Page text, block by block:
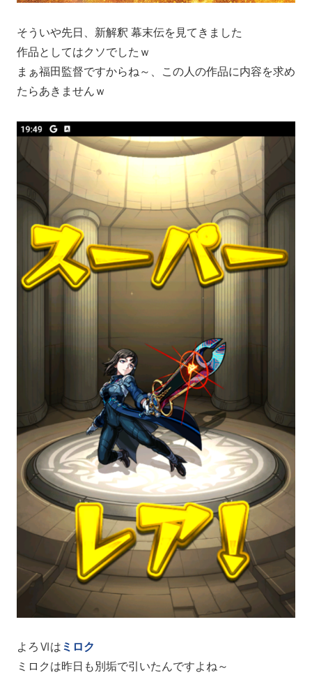
そういや先日、新解釈 幕末伝を見てきました
作品としてはクソでしたｗ
まぁ福田監督ですからね～、この人の作品に内容を求め
たらあきませんｗ
よろⅥは ミロク
ミロクは昨日も別垢で引いたんですよね～